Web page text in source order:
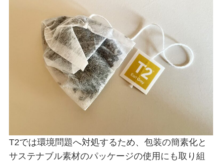
T2では環境問題へ対処するため、包装の簡素化と
サステナブル素材のパッケージの使用にも取り組